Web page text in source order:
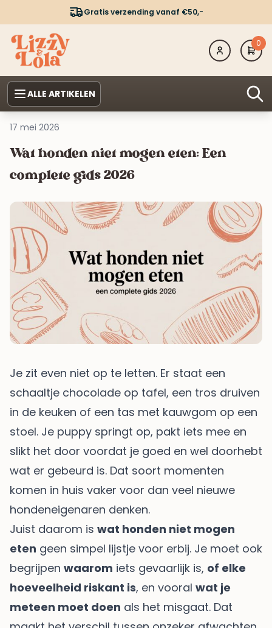
Gratis verzending vanaf €50,-
0
ALLE ARTIKELEN
17 mei 2026
Wat honden niet mogen eten: Een
complete gids 2026
Je zit even niet op te letten. Er staat een
schaaltje chocolade op tafel, een tros druiven
in de keuken of een tas met kauwgom op een
stoel. Je puppy springt op, pakt iets mee en
slikt het door voordat je goed en wel doorhebt
wat er gebeurd is. Dat soort momenten
komen in huis vaker voor dan veel nieuwe
hondeneigenaren denken.
Juist daarom is wat honden niet mogen
eten geen simpel lijstje voor erbij. Je moet ook
begrijpen waarom iets gevaarlijk is, of elke
hoeveelheid riskant is, en vooral wat je
meteen moet doen als het misgaat. Dat